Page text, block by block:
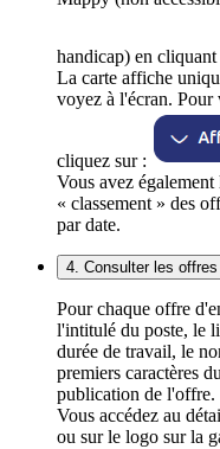
handicap) en cliquant
La carte affiche
voyez à l'écran. Pour
cliquez sur :
Vous avez
« classement » des
par date.
4. Consulter les
Pour chaque offre
l'intitulé du poste, le
durée de travail, le
premiers caractères
publication de l'offre.
Vous accédez au
ou sur le logo sur la